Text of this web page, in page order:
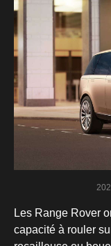
Les Range Rover
capacité à rouler